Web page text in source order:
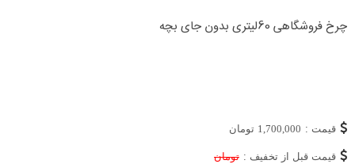
چرخ فروشگاهی 60لیتری بدون جای بچه
قیمت : 1,700,000 تومان
قیمت قبل از تخفیف : تومان